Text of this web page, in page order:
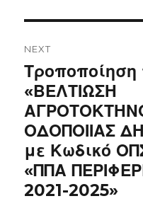
NEXT
Next
post:
Τροποποίηση
«ΒΕΛΤΙΩΣΗ
ΟΔΟΠΟΙΙΑΣ
με Κωδικό
«ΠΠΑ
2021-2025»